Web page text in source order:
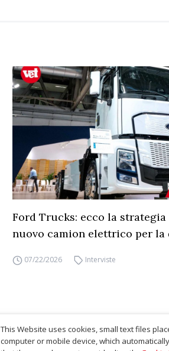
Ford Trucks: ecco la strategia
nuovo camion elettrico per
07/22/2026 Interviste
This Website uses cookies, small text files
computer or mobile device, which